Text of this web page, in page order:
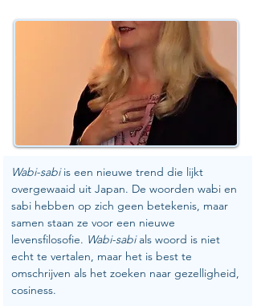
Wabi-sabi is een nieuwe trend die lijkt
overgewaaid uit Japan. De woorden wabi en
sabi hebben op zich geen betekenis, maar
samen staan ze voor een nieuwe
levensfilosofie. Wabi-sabi als woord is niet
echt te vertalen, maar het is best te
omschrijven als het zoeken naar gezelligheid,
cosiness.